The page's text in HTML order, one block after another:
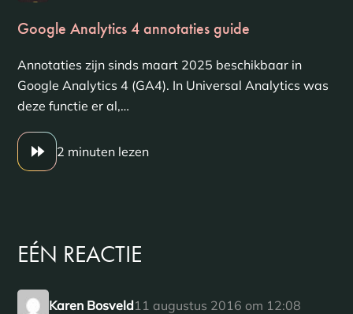
Google Analytics 4 annotaties guide
Annotaties zijn sinds maart 2025 beschikbaar in
Google Analytics 4 (GA4). In Universal Analytics was
deze functie er al,…
2 minuten lezen
EÉN REACTIE
Karen Bosveld11 augustus 2016 om 12:08